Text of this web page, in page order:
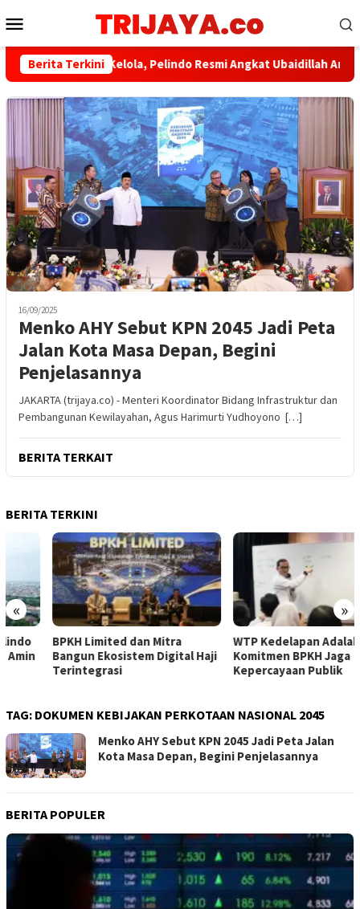
ke
Mobile
Berita Terkini
​Perkuat Tata Kelola, Pelindo Resmi Angkat Ubaidillah Amin
16/09/2025
Menko AHY Sebut KPN 2045 Jadi Peta
Jalan Kota Masa Depan, Begini
Penjelasannya
JAKARTA (trijaya.co) - Menteri Koordinator Bidang Infrastruktur dan
Pembangunan Kewilayahan, Agus Harimurti Yudhoyono […]
BERITA TERKAIT
BERITA TERKINI
« »
BPKH Limited dan Mitra
Bangun Ekosistem Digital Haji
Terintegrasi
WTP Kedelapan Adalah Wujud
Komitmen BPKH Jaga
Kepercayaan Publik
TAG: DOKUMEN KEBIJAKAN PERKOTAAN NASIONAL 2045
Menko AHY Sebut KPN 2045 Jadi Peta Jalan
Kota Masa Depan, Begini Penjelasannya
BERITA POPULER